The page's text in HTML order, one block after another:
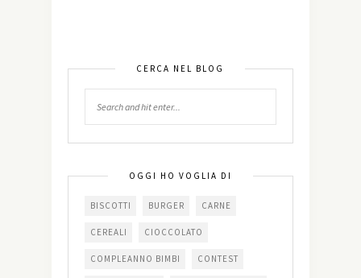
CERCA NEL BLOG
OGGI HO VOGLIA DI
BISCOTTI BURGER CARNE
CEREALI CIOCCOLATO
COMPLEANNO BIMBI CONTEST